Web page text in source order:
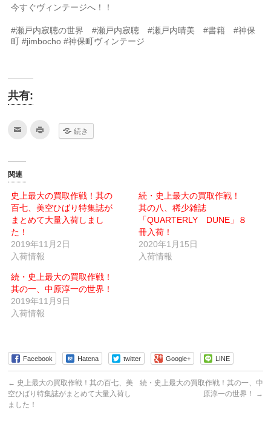
今すぐヴィンテージへ！！
#瀬戸内寂聴の世界 #瀬戸内寂聴 #瀬戸内晴美 #書籍 #神保
町 #jimbocho #神保町ヴィンテージ
共有:
て
メ
ー
ル
で
送
信
(新
し
い
ウ
ン
ド
ウ
で
開
き
ま
し
い
ウ
ィ
ン
で
開
す)
続き
関連
史上最大の買取作戦！其の
百七、美空ひばり特集誌が
まとめて大量入荷しまし
た！
2019年11月2日
入荷情報
続・史上最大の買取作戦！
其の八、稀少雑誌
「QUARTERLY DUNE」８
冊入荷！
2020年1月15日
入荷情報
続・史上最大の買取作戦！
其の一、中原淳一の世界！
2019年11月9日
入荷情報
Facebook Hatena twitter Google+ LINE
← 史上最大の買取作戦！其の百七、美
空ひばり特集誌がまとめて大量入荷し
ました！
続・史上最大の買取作戦！其の一、中
原淳一の世界！
→